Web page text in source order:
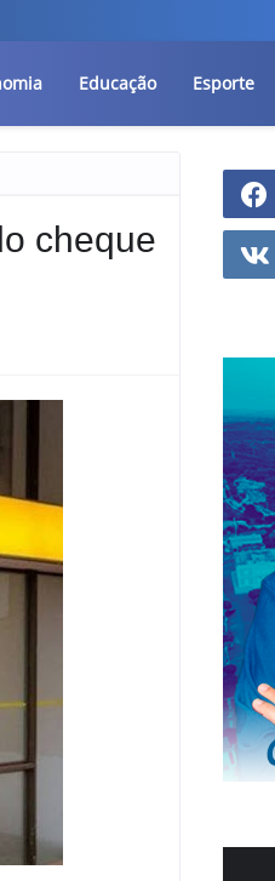
Educação Esporte
cheque